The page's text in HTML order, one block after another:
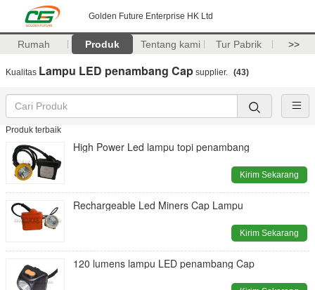
Golden Future Enterprise HK Ltd
Rumah Produk Tentang kami Tur Pabrik >>
Kualitas Lampu LED penambang Cap supplier. (43)
Produk terbaik
High Power Led lampu topi penambang
Kirim Sekarang
Rechargeable Led Miners Cap Lampu
Kirim Sekarang
120 lumens lampu LED penambang Cap